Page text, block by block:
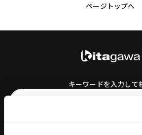
ページトップへ
キーワードを入力して